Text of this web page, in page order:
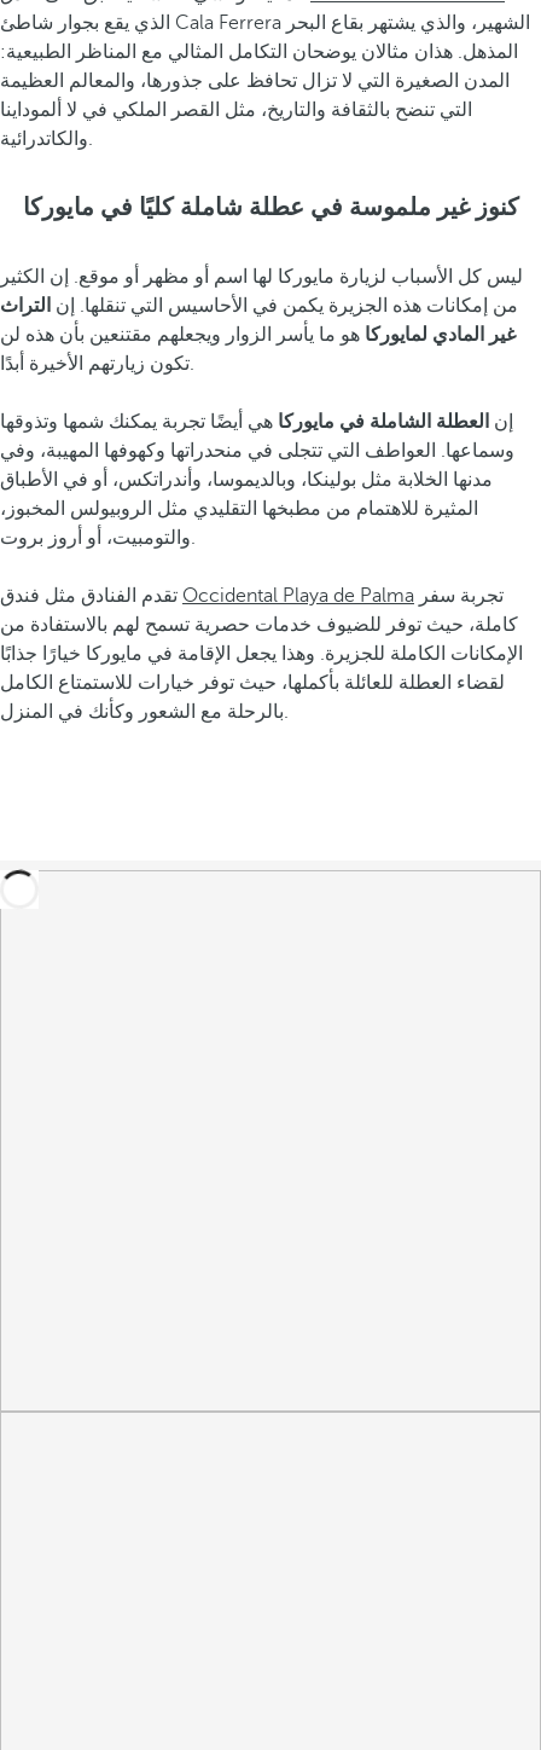
الذي يقع بجوار شاطئ Cala Ferrera الشهير، والذي يشتهر بقاع البحر
المذهل. هذان مثالان يوضحان التكامل المثالي مع المناظر الطبيعية:
المدن الصغيرة التي لا تزال تحافظ على جذورها، والمعالم العظيمة
التي تنضح بالثقافة والتاريخ، مثل القصر الملكي في لا ألموداينا
والكاتدرائية.
كنوز غير ملموسة في عطلة شاملة كليًا في مايوركا
ليس كل الأسباب لزيارة مايوركا لها اسم أو مظهر أو موقع. إن الكثير
من إمكانات هذه الجزيرة يكمن في الأحاسيس التي تنقلها. إن التراث
غير المادي لمايوركا هو ما يأسر الزوار ويجعلهم مقتنعين بأن هذه لن
تكون زيارتهم الأخيرة أبدًا.
إن العطلة الشاملة في مايوركا هي أيضًا تجربة يمكنك شمها وتذوقها
وسماعها. العواطف التي تتجلى في منحدراتها وكهوفها المهيبة، وفي
مدنها الخلابة مثل بولينكا، وبالديموسا، وأندراتكس، أو في الأطباق
المثيرة للاهتمام من مطبخها التقليدي مثل الروبيولس المخبوز،
والتومبيت، أو أروز بروت.
Occidental Playa de Palma
كاملة، حيث توفر للضيوف خدمات حصرية تسمح لهم بالاستفادة من
الإمكانات الكاملة للجزيرة. وهذا يجعل الإقامة في مايوركا خيارًا جذابًا
لقضاء العطلة للعائلة بأكملها، حيث توفر خيارات للاستمتاع الكامل
بالرحلة مع الشعور وكأنك في المنزل.